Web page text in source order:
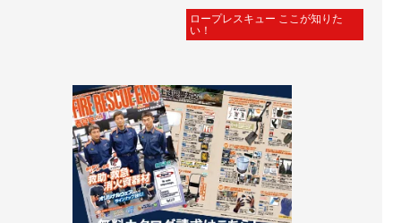
ロープレスキュー ここが知りた
い！